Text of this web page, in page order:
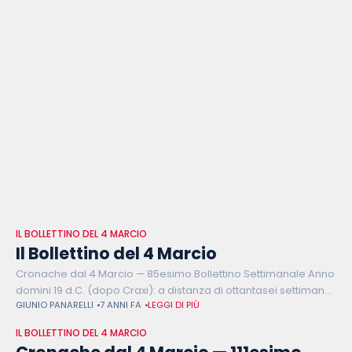
IL BOLLETTINO DEL 4 MARCIO
Il Bollettino del 4 Marcio
Cronache dal 4 Marcio — 85esimo Bollettino Settimanale Anno
domini 19 d.C. (dopo Craxi): a distanza di ottantasei settimane
dalle elezioni del 4 marcio sono in tanti a fare gli
GIUNIO PANARELLI 7 ANNI FA LEGGI DI PIÙ
IL BOLLETTINO DEL 4 MARCIO